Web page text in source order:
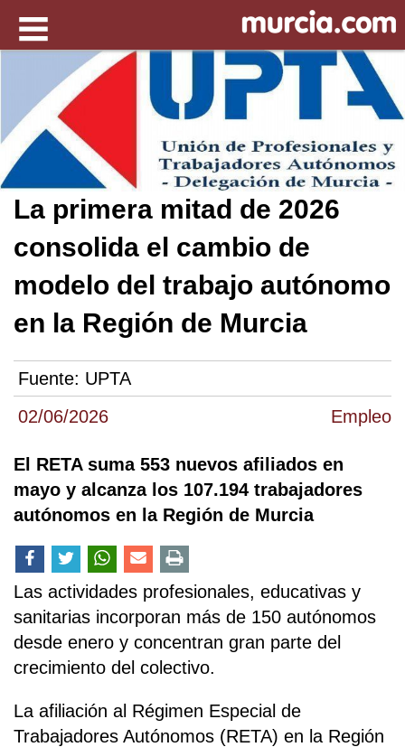
02/06/2026 Empleo
La primera mitad de 2026
consolida el cambio de
modelo del trabajo autónomo
en la Región de Murcia
Fuente: UPTA
El RETA suma 553 nuevos afiliados en
mayo y alcanza los 107.194 trabajadores
autónomos en la Región de Murcia
Las actividades profesionales, educativas y
sanitarias incorporan más de 150 autónomos
desde enero y concentran gran parte del
crecimiento del colectivo.
La afiliación al Régimen Especial de
Trabajadores Autónomos (RETA) en la Región